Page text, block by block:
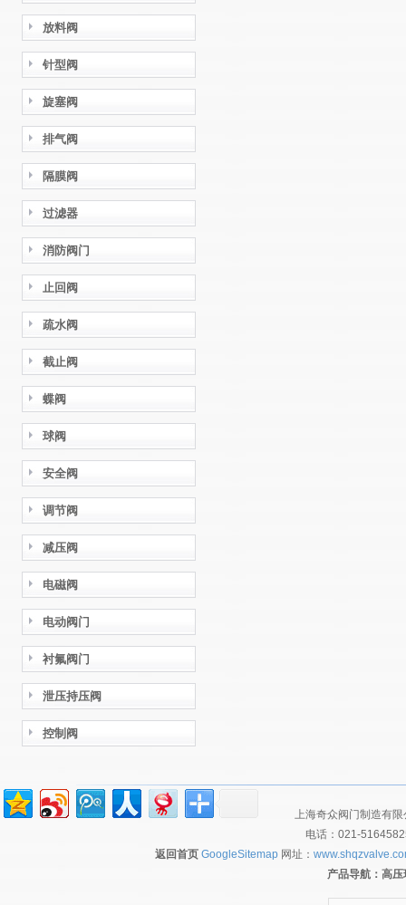
放料阀
针型阀
旋塞阀
排气阀
隔膜阀
过滤器
消防阀门
止回阀
疏水阀
截止阀
蝶阀
球阀
安全阀
调节阀
减压阀
电磁阀
电动阀门
衬氟阀门
泄压持压阀
控制阀
上海奇众阀门制造有
电话：021-
返回首页 GoogleSitemap 网址：
产品导航： 高压